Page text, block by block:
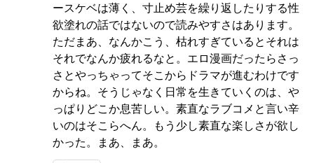
ースケベは薄く、寸止め芸を繰り返したりする性
欲塗れの話ではないので読みやすさはあります。
ただまあ、なんかこう、枯れすぎているとそれは
それでなんか疲れるなと。エロ漫画だったらさっ
さとやっちゃってそこからドラマが進むわけです
からね。そうじゃなく日常を生きていくのは、や
っぱりどこか息苦しい。素直なラブコメと言い辛
いのはそこらへん。もう少し素直な楽しさが欲し
かった。まあ、まあ。